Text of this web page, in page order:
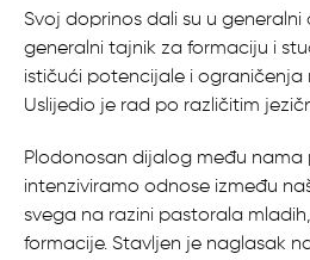
Svoj doprinos dali su u generalni
generalni tajnik za formaciju i
ističući potencijale i ograničenja
Uslijedio je rad po različitim
Plodonosan dijalog među
intenziviramo odnose između
svega na razini pastorala
formacije. Stavljen je naglasak